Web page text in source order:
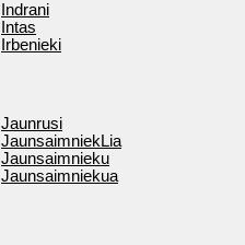
Indrani
Intas
Irbenieki
Jaunrusi
JaunsaimniekLia
Jaunsaimnieku
Jaunsaimniekua